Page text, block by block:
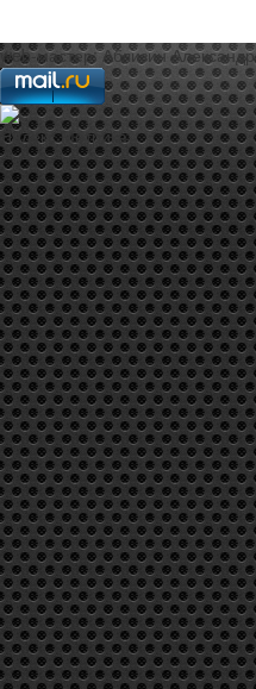
web-мастер:Аблизин Александр